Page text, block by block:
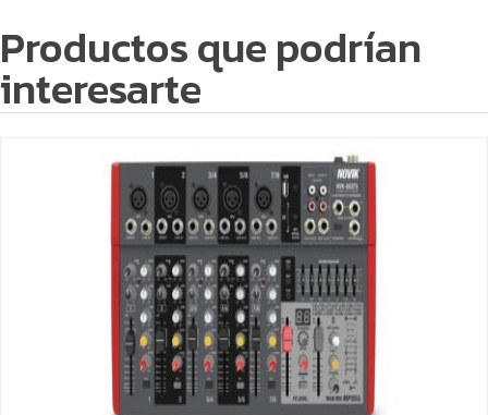
Productos que podrían
interesarte